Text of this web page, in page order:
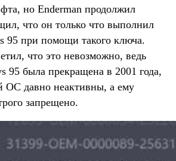
но Enderman продолжил
что он только что выполнил
95 при помощи такого ключа.
что это невозможно, ведь
95 была прекращена в 2001 года,
ОС давно неактивны, а ему
запрещено.